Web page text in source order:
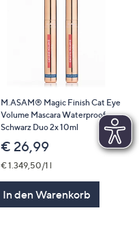
M.ASAM® Magic Finish Cat Eye
Volume Mascara Waterproof
Schwarz Duo 2x 10ml
€ 26,99
€ 1.349,50/1 l
In den Warenkorb